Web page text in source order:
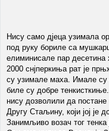
Нису само дјеца узимала
под руку бориле са
елиминисале пар
2000 снјперкиња рат је
су узимале маха. Имале су
биле су добре
нису дозволили да
Другу Стаљину, који јој је
Занимљиво возач тог тенка